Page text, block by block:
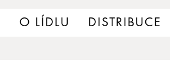
O LÍDLU DISTRIBUCE